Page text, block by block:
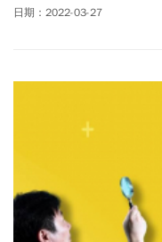
供訂閱戶本人使用，非經
日期：2022-03-27